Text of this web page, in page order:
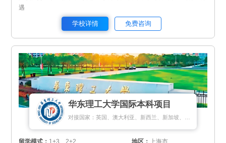
遇
学校详情 免费咨询
华东理工大学国际本科项目
留学模式： 1+3、2+2 地区： 上海市